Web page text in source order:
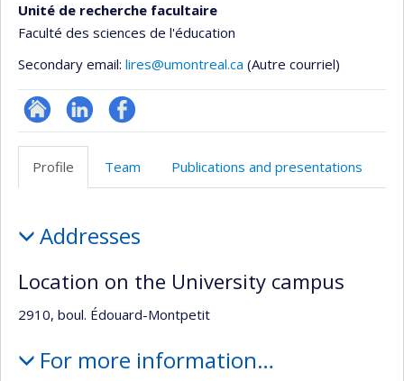
Unité de recherche facultaire
Faculté des sciences de l'éducation
Secondary email: lires@umontreal.ca (Autre courriel)
Site
recherche
LinkedInProfil
Profile Team Publications and presentations
Addresses
Location on the University campus
2910, boul. Édouard-Montpetit
For more information…